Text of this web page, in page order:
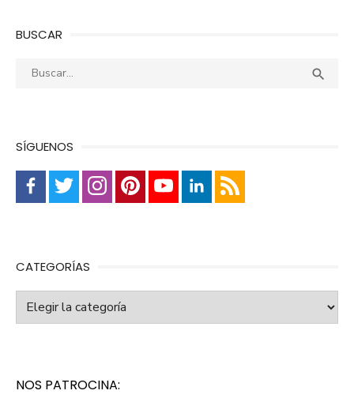
BUSCAR
Buscar: 
SÍGUENOS
CATEGORÍAS
Categorías
NOS PATROCINA: